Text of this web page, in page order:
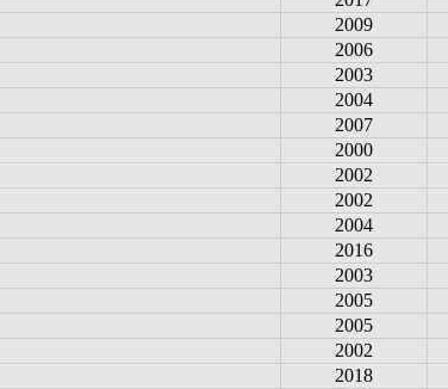
2009
2006
2003
2004
2007
2000
2002
2002
2004
2016
2003
2005
2005
2002
2018